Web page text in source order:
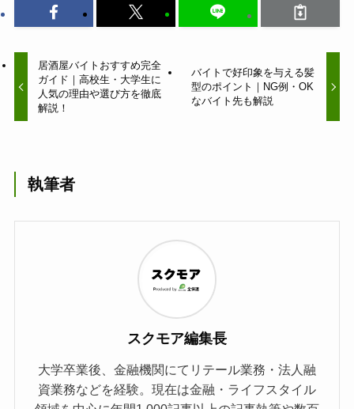
居酒屋バイトおすすめ完全
ガイド｜高校生・大学生に
人気の理由や選び方を徹底
解説！
バイトで好印象を与える髪
型のポイント｜NG例・OK
なバイト先も解説
執筆者
スクモア編集長
大学卒業後、金融機関にてリテール業務・法人融
資業務などを経験。現在は金融・ライフスタイル